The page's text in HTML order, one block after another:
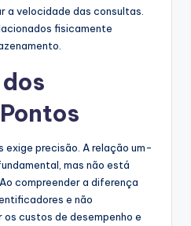
a velocidade das consultas.
fisicamente
exige precisão. A relação um-
mas não está
compreender a diferença
e não
custos de desempenho e